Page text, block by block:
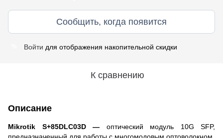
Сообщить, когда появится
Войти для отображения накопительной скидки
К сравнению
Описание
Mikrotik S+85DLC03D — оптический модуль 10G SFP,
предназначенный для работы с многомодовым оптоволокном.